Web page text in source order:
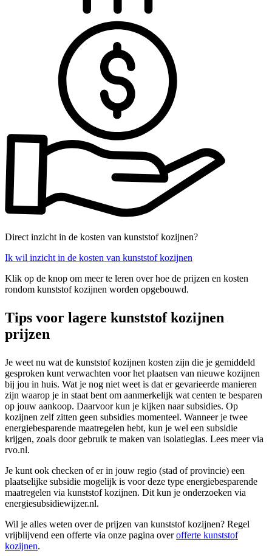
Direct inzicht in de kosten van kunststof kozijnen?
Ik wil inzicht in de kosten van kunststof kozijnen
Klik op de knop om meer te leren over hoe de prijzen en kosten
rondom kunststof kozijnen worden opgebouwd.
Tips voor lagere kunststof kozijnen
prijzen
Je weet nu wat de kunststof kozijnen kosten zijn die je gemiddeld
gesproken kunt verwachten voor het plaatsen van nieuwe kozijnen
bij jou in huis. Wat je nog niet weet is dat er gevarieerde manieren
zijn waarop je in staat bent om aanmerkelijk wat centen te besparen
op jouw aankoop. Daarvoor kun je kijken naar subsidies. Op
kozijnen zelf zitten geen subsidies momenteel. Wanneer je twee
energiebesparende maatregelen hebt, kun je wel een subsidie
krijgen, zoals door gebruik te maken van isolatieglas. Lees meer via
rvo.nl.
Je kunt ook checken of er in jouw regio (stad of provincie) een
plaatselijke subsidie mogelijk is voor deze type energiebesparende
maatregelen via kunststof kozijnen. Dit kun je onderzoeken via
energiesubsidiewijzer.nl.
Wil je alles weten over de prijzen van kunststof kozijnen? Regel
vrijblijvend een offerte via onze pagina overofferte kunststof
kozijnen.